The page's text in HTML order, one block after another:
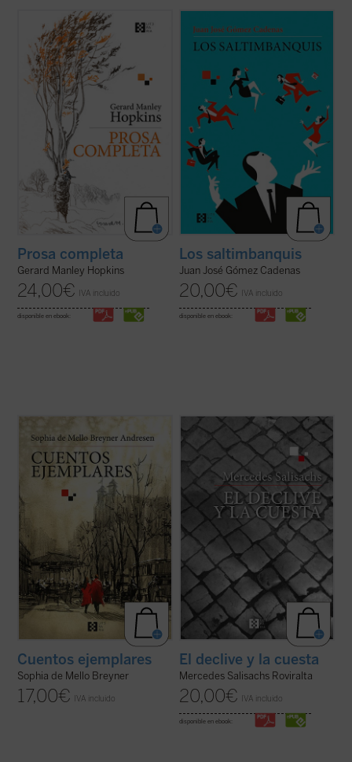
Se publica por primera vez en castellano,
de la mano del filólogo, escritor y traductor
Gabriel Insausti la obra completa en prosa
--a excepción de algún texto menor-- del
poeta inglés Gerard Manley Hopkins (1844-
1889). Ejemplo claro del ...(ver ficha)
Prosa completa
Gerard Manley Hopkins
24,00€ IVA incluido
disponible en ebook:
de despachos de acero y metacrilato,
cámaras ocultas, selectos restaurantes y
exclusivos clubs deportivos, con
cada palabra tiene un precio. Los límites de
(ver ficha)
Los saltimbanquis
Juan José Gómez Cadenas
20,00€ IVA incluido
disponible en ebook:
famosa poetisa Sophia de Mello Breyner
recibir el Prémio Camões, el más
importante galardón de la literatura en
lengua lusa-- que se publican por primera
(ver ficha)
Cuentos ejemplares
Sophia de Mello Breyner
17,00€ IVA incluido
Hito importante en la novelística de
Mercedes Salisachs,
El declive y la cuesta
es un relato directo y valiente en el que,
partiendo del episodio evangélico del buen
ladrón crucificado junto a Cristo, se narra
con gran hondura el ... (ver ficha)
El declive y la cuesta
Mercedes Salisachs Roviralta
20,00€ IVA incluido
disponible en ebook: